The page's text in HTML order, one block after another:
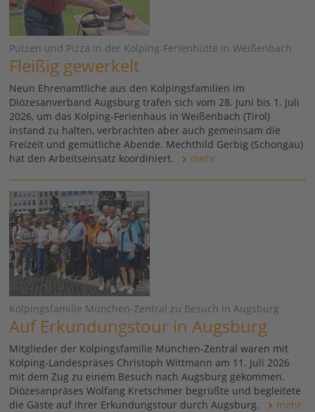
Putzen und Pizza in der Kolping-Ferienhütte in Weißenbach
Fleißig gewerkelt
Neun Ehrenamtliche aus den Kolpingsfamilien im
Diözesanverband Augsburg trafen sich vom 28. Juni bis 1. Juli
2026, um das Kolping-Ferienhaus in Weißenbach (Tirol)
instand zu halten, verbrachten aber auch gemeinsam die
Freizeit und gemütliche Abende. Mechthild Gerbig (Schongau)
hat den Arbeitseinsatz koordiniert.
mehr
Kolpingsfamilie München-Zentral zu Besuch in Augsburg
Auf Erkundungstour in Augsburg
Mitglieder der Kolpingsfamilie München-Zentral waren mit
Kolping-Landespräses Christoph Wittmann am 11. Juli 2026
mit dem Zug zu einem Besuch nach Augsburg gekommen.
Diözesanpräses Wolfang Kretschmer begrüßte und begleitete
die Gäste auf ihrer Erkundungstour durch Augsburg.
mehr